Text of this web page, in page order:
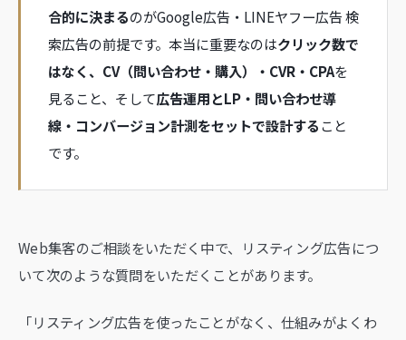
合的に決まるのがGoogle広告・LINEヤフー広告 検
索広告の前提です。本当に重要なのはクリック数で
はなく、CV（問い合わせ・購入）・CVR・CPAを
見ること、そして広告運用とLP・問い合わせ導
線・コンバージョン計測をセットで設計すること
です。
Web集客のご相談をいただく中で、リスティング広告につ
いて次のような質問をいただくことがあります。
「リスティング広告を使ったことがなく、仕組みがよくわ